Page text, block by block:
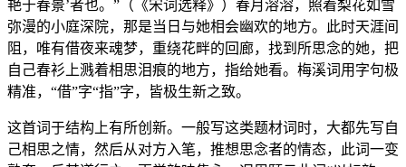
艳于春景’者也。”（《宋词选释》）春月溶溶，照着梨花如雪
弥漫的小庭深院，那是当日与她相会幽欢的地方。此时天涯间
阻，唯有借夜来魂梦，重绕花畔的回廊，找到所思念的她，把
自己春衫上溅着相思泪痕的地方，指给她看。梅溪词用字句极
精准，“借”字“指”字，皆极生新之致。
这首词于结构上有所创新。一般写这类题材词时，大都先写自
己相思之情，然后从对方入笔，推想思念者的情态，此词一变